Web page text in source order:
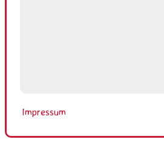
Impressum